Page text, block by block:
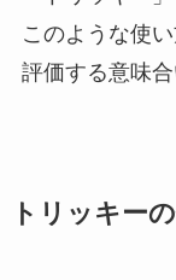
このような使
評価する意味合
トリッキー